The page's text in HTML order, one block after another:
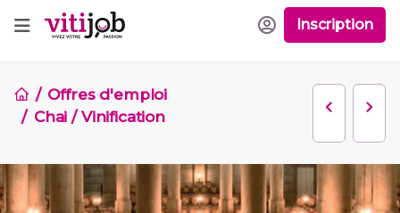
Inscription
Offres d'emploi
Chai / Vinification